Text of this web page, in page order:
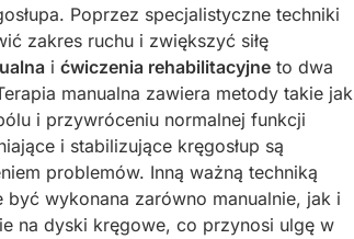
Poprzez specjalistyczne techniki
zakres ruchu i zwiększyć siłę
i ćwiczenia rehabilitacyjne to dwa
manualna zawiera metody takie jak
i przywróceniu normalnej funkcji
i stabilizujące kręgosłup są
problemów. Inną ważną techniką
być wykonana zarówno manualnie, jak i
na dyski kręgowe, co przynosi ulgę w